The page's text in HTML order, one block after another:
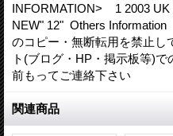
INFORMATION> 1 2003 UK
NEW" 12" Others
のコピー・無断転用を禁止し
ト(ブログ・HP・掲示板等)
前もってご連絡下さい
関連商品